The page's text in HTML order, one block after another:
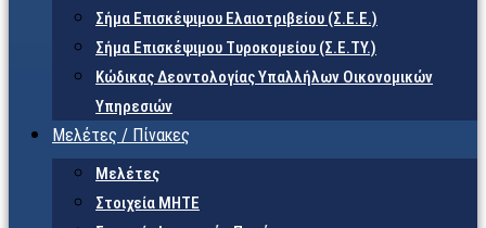
Σήμα Επισκέψιμου Ελαιοτριβείου (Σ.Ε.Ε.)
Σήμα Επισκέψιμου Τυροκομείου (Σ.Ε.TY.)
Κώδικας Δεοντολογίας Υπαλλήλων Οικονομικών
Υπηρεσιών
Μελέτες / Πίνακες
Μελέτες
Στοιχεία ΜΗΤΕ